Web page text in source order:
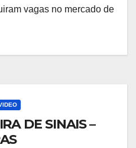
vagas no mercado de
DE SINAIS –